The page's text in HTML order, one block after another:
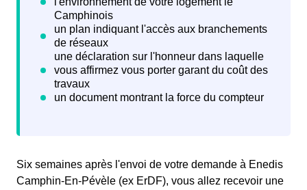
Six semaines après l'envoi de votre demande à Enedis
Camphin-En-Pévèle (ex ErDF), vous allez recevoir une